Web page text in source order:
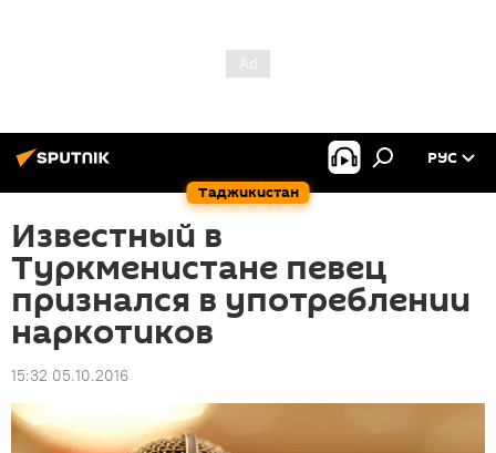
Таджикистан
РУС
Известный в
Туркменистане певец
признался в употреблении
наркотиков
15:32 05.10.2016